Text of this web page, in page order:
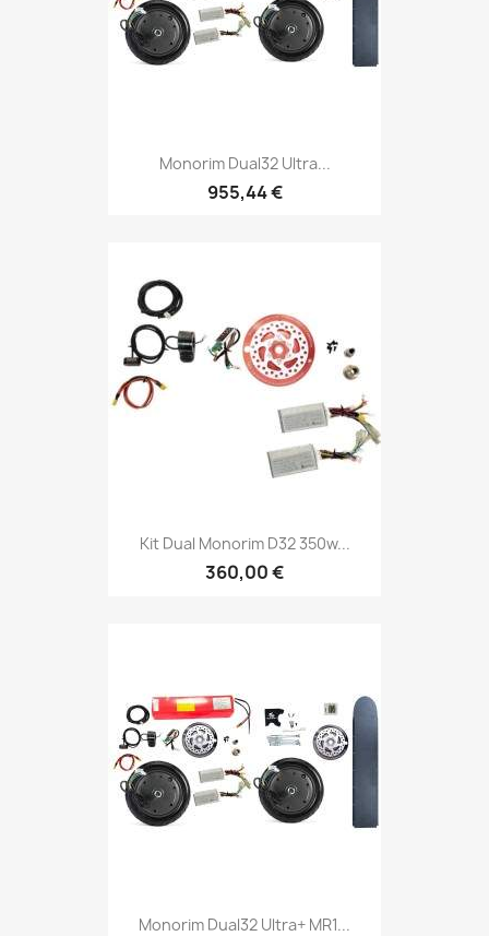
Monorim Dual32 Ultra...
955,44 €
Kit Dual Monorim D32 350w...
360,00 €
Monorim Dual32 Ultra+ MR1...